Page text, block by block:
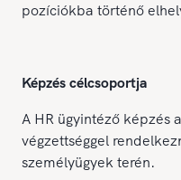
pozíciókba történő
Képzés célcsoportja
A HR ügyintéző képzés
végzettséggel
személyügyek terén.